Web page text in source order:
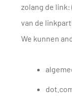
zolang de
van de
We kunnen